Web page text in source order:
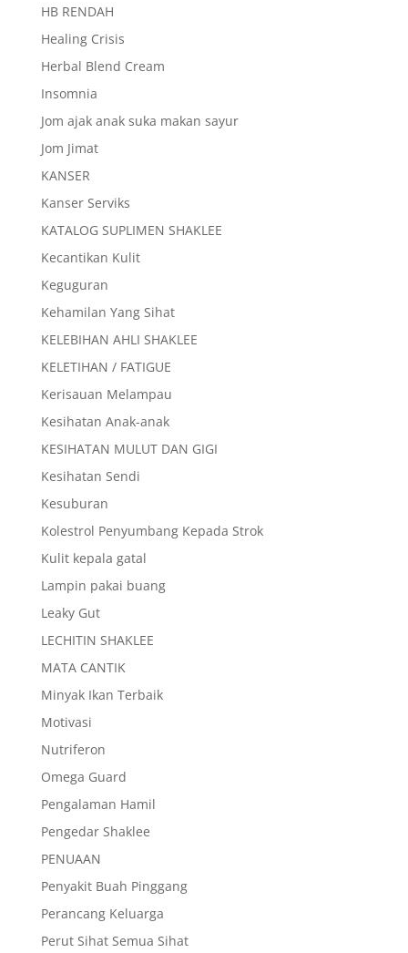
HB RENDAH
Healing Crisis
Herbal Blend Cream
Insomnia
Jom ajak anak suka makan sayur
Jom Jimat
KANSER
Kanser Serviks
KATALOG SUPLIMEN SHAKLEE
Kecantikan Kulit
Keguguran
Kehamilan Yang Sihat
KELEBIHAN AHLI SHAKLEE
KELETIHAN / FATIGUE
Kerisauan Melampau
Kesihatan Anak-anak
KESIHATAN MULUT DAN GIGI
Kesihatan Sendi
Kesuburan
Kolestrol Penyumbang Kepada Strok
Kulit kepala gatal
Lampin pakai buang
Leaky Gut
LECHITIN SHAKLEE
MATA CANTIK
Minyak Ikan Terbaik
Motivasi
Nutriferon
Omega Guard
Pengalaman Hamil
Pengedar Shaklee
PENUAAN
Penyakit Buah Pinggang
Perancang Keluarga
Perut Sihat Semua Sihat